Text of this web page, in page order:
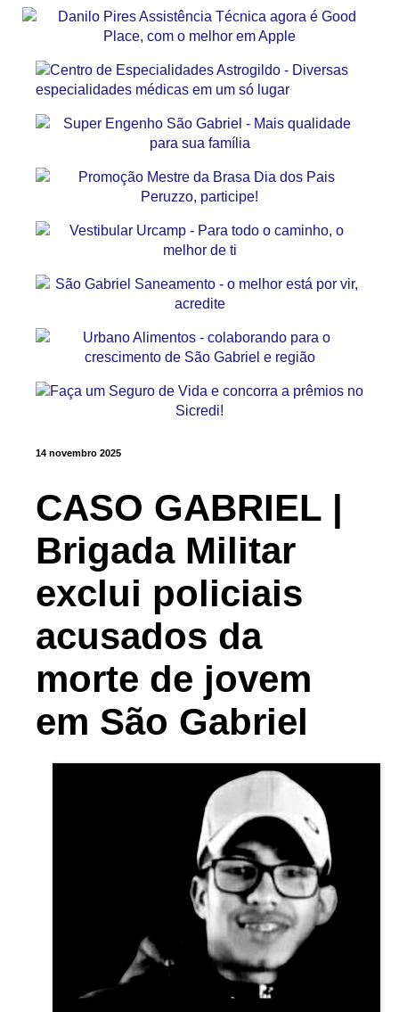
14 novembro 2025
CASO GABRIEL |
Brigada Militar
exclui policiais
acusados da
morte de jovem
em São Gabriel